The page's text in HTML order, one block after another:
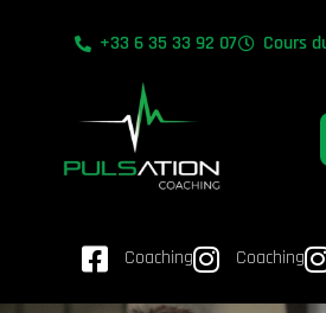
+33 6 35 33 92 07 Cours
Coaching Coaching